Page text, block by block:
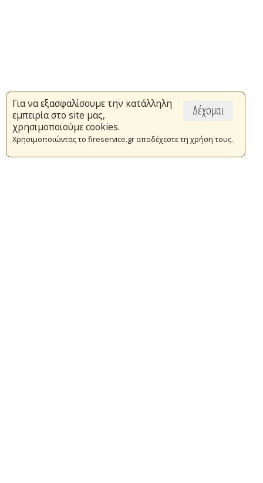
Δέχομαι
Για να εξασφαλίσουμε την κατάλληλη
εμπειρία στο site μας,
χρησιμοποιούμε cookies.
Χρησιμοποιώντας το fireservice.gr αποδέχεστε τη χρήση τους.